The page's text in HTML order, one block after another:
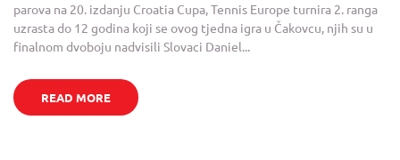
parova na 20. izdanju Croatia Cupa, Tennis Europe turnira 2. ranga
uzrasta do 12 godina koji se ovog tjedna igra u Čakovcu, njih su u
finalnom dvoboju nadvisili Slovaci Daniel...
READ MORE